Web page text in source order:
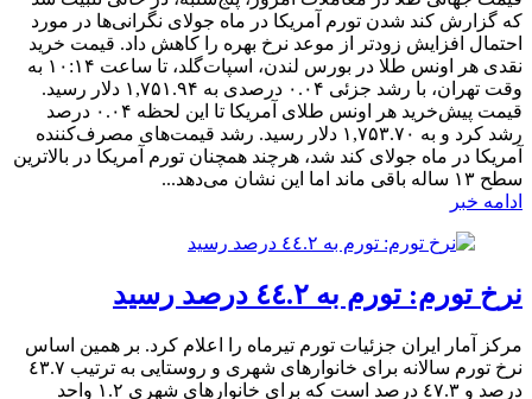
که گزارش کند شدن تورم آمریکا در ماه جولای نگرانی‌ها در مورد
احتمال افزایش زودتر از موعد نرخ بهره را کاهش داد. قیمت خرید
نقدی هر اونس طلا در بورس لندن، اسپات‌گلد، تا ساعت ۱۰:۱۴ به
وقت تهران، با رشد جزئی ۰.۰۴ درصدی به ۱,۷۵۱.۹۴ دلار رسید.
قیمت پیش‌خرید هر اونس طلای آمریکا تا این لحظه ۰.۰۴ درصد
رشد کرد و به ۱,۷۵۳.۷۰ دلار رسید. رشد قیمت‌های مصرف‌کننده
آمریکا در ماه جولای کند شد، هرچند همچنان تورم آمریکا در بالاترین
سطح ۱۳ ساله باقی ماند اما این نشان می‌دهد...
ادامه خبر
نرخ تورم: تورم به ٤٤.٢ درصد رسید
مرکز آمار ایران جزئیات تورم تیرماه را اعلام کرد. بر همین اساس
نرخ تورم سالانه برای خانوارهای شهری و روستایی به ترتیب ٤٣.٧
درصد و ٤٧.٣ درصد است که برای خانوارهای شهری ١.٢ واحد